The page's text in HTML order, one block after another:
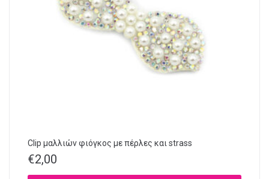
Clip μαλλιών φιόγκος με πέρλες και strass
€2,00